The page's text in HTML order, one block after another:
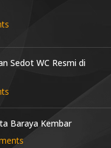
Sedot WC Resmi di
Baraya Kembar